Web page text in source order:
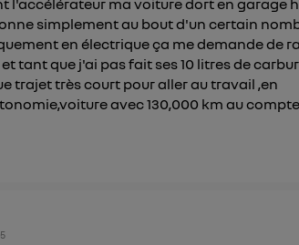
l'accélérateur ma voiture dort en garage
simplement au bout d'un certain
en électrique ça me demande de
tant que j'ai pas fait ses 10 litres de
trajet très court pour aller au travail ,en
avec 130,000 km au